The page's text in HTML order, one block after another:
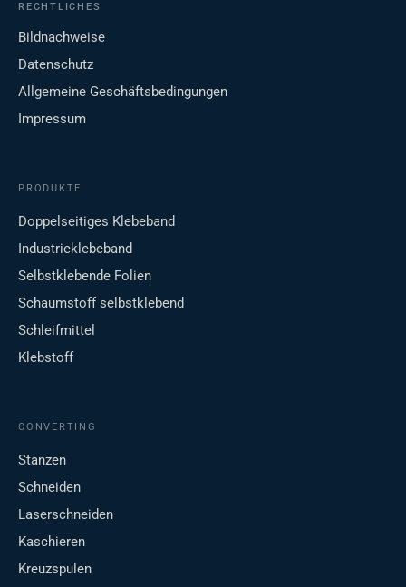
RECHTLICHES
Bildnachweise
Datenschutz
Allgemeine Geschäftsbedingungen
Impressum
PRODUKTE
Doppelseitiges Klebeband
Industrieklebeband
Selbstklebende Folien
Schaumstoff selbstklebend
Schleifmittel
Klebstoff
CONVERTING
Stanzen
Schneiden
Laserschneiden
Kaschieren
Kreuzspulen